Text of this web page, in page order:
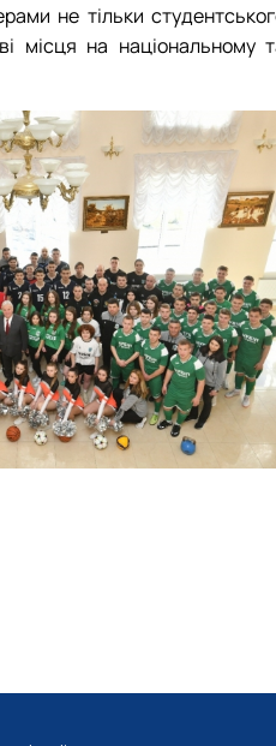
не тільки
місця на національному